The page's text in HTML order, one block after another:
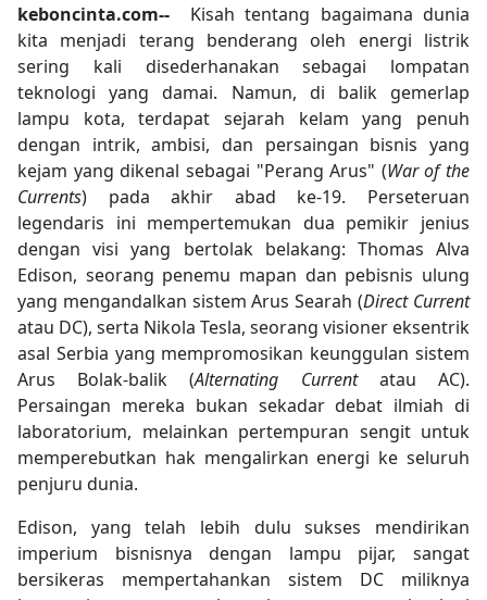
keboncinta.com-- Kisah tentang bagaimana dunia
kita menjadi terang benderang oleh energi listrik
sering kali disederhanakan sebagai lompatan
teknologi yang damai. Namun, di balik gemerlap
lampu kota, terdapat sejarah kelam yang penuh
dengan intrik, ambisi, dan persaingan bisnis yang
kejam yang dikenal sebagai "Perang Arus" (War of the
Currents) pada akhir abad ke-19. Perseteruan
legendaris ini mempertemukan dua pemikir jenius
dengan visi yang bertolak belakang: Thomas Alva
Edison, seorang penemu mapan dan pebisnis ulung
yang mengandalkan sistem Arus Searah (Direct Current
atau DC), serta Nikola Tesla, seorang visioner eksentrik
asal Serbia yang mempromosikan keunggulan sistem
Arus Bolak-balik (Alternating Currentatau AC).
Persaingan mereka bukan sekadar debat ilmiah di
laboratorium, melainkan pertempuran sengit untuk
memperebutkan hak mengalirkan energi ke seluruh
penjuru dunia.
Edison, yang telah lebih dulu sukses mendirikan
imperium bisnisnya dengan lampu pijar, sangat
bersikeras mempertahankan sistem DC miliknya